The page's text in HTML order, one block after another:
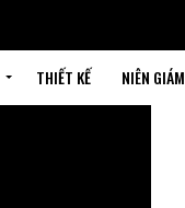
THIẾT KẾ NIÊN GIÁM